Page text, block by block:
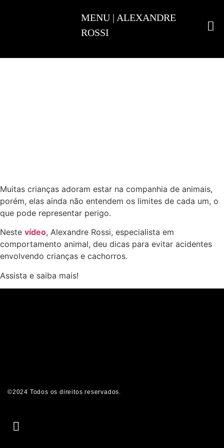
Muitas crianças adoram estar na companhia de animais,
porém, elas ainda não entendem os limites de cada um, o
que pode representar perigo.
Neste vídeo, Alexandre Rossi, especialista em
comportamento animal, deu dicas para evitar acidentes
envolvendo crianças e cachorros.
Assista e saiba mais!
©2024 Todos os direitos reservados.